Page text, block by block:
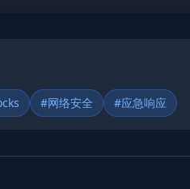
#网络安全 #应急响应